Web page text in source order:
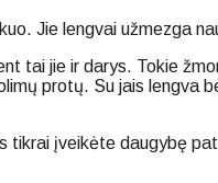
Jie lengvai užmezga
tai jie ir darys. Tokie
protų. Su jais
tikrai įveikėte daugybę